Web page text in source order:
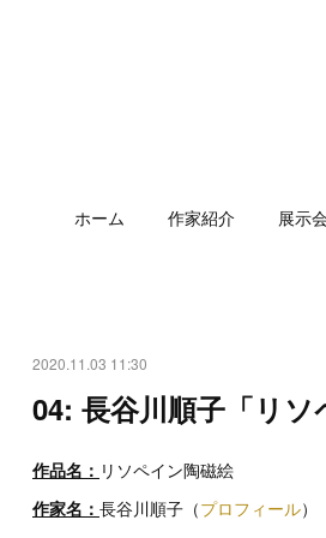
ホーム 作家紹介 展示
2020.11.03 11:30
04: 長谷川順子「リソ
作品名： リソペイン陶磁絵
作家名： 長谷川順子（プロフィール）